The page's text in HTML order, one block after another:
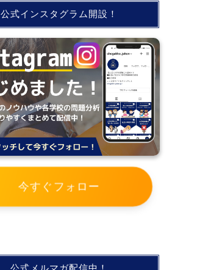
公式インスタグラム開設！
今すぐフォロー